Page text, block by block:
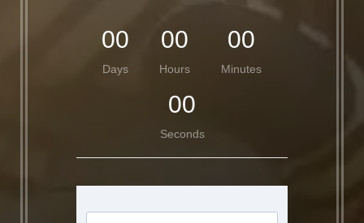
00
Days
00
Hours
00
Minutes
00
Seconds